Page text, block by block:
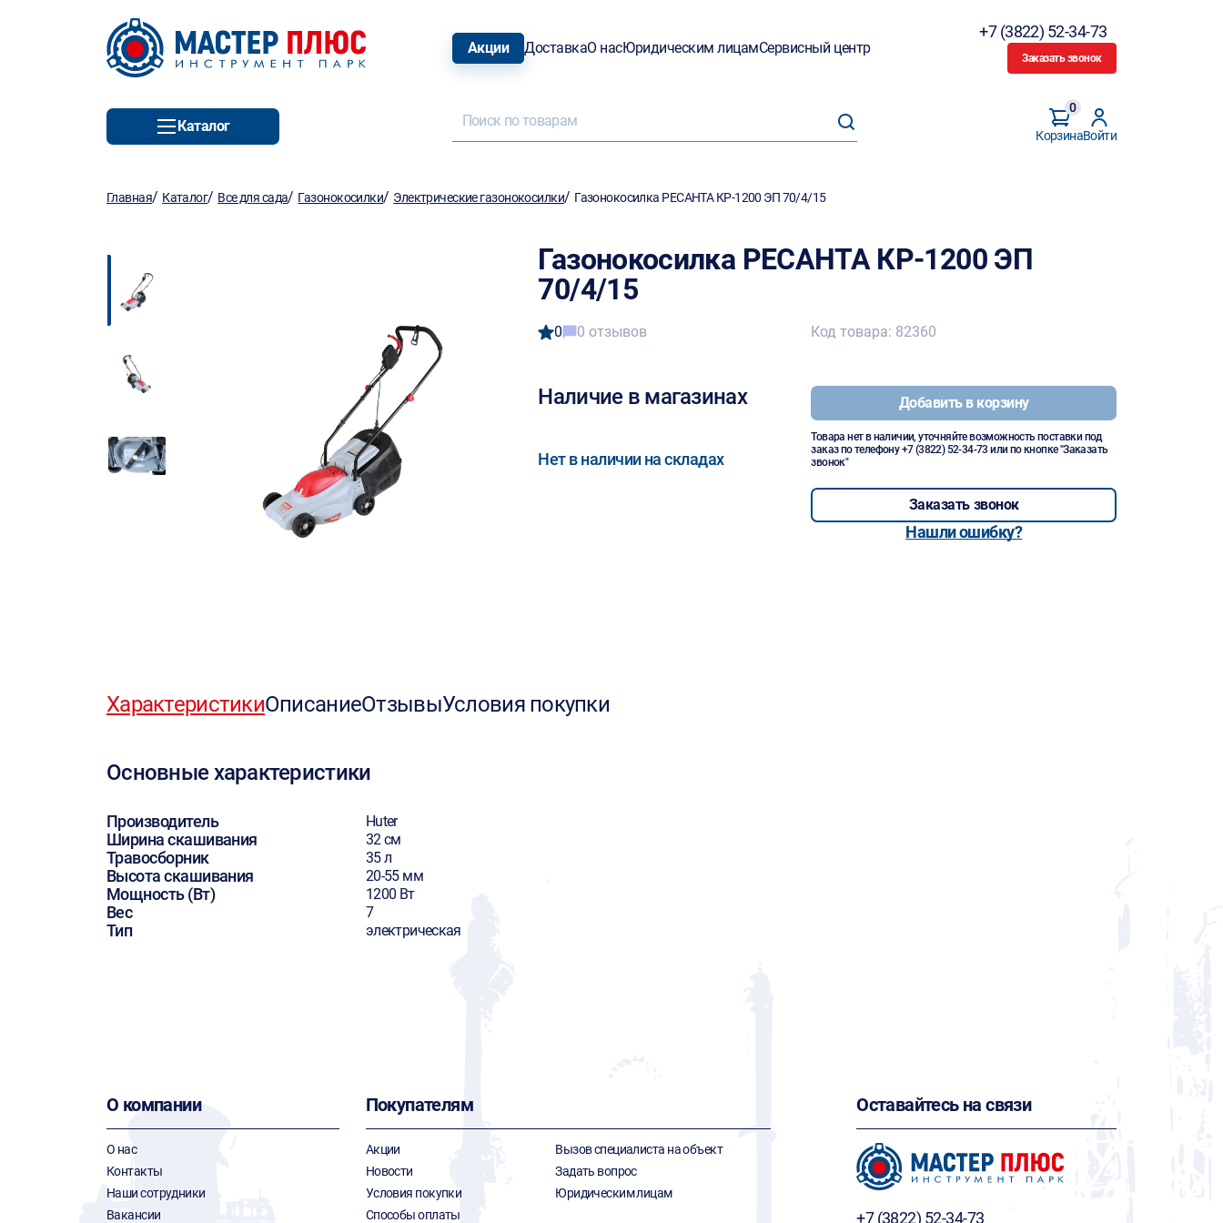
Акции ДоставкаО насЮридическим лицамСервисный центр
+7 (3822) 52-34-73
Заказать звонок
Каталог
Корзина
0
Войти
Главная/ Каталог/ Все для сада/ Газонокосилки/ Электрические газонокосилки/ Газонокосилка РЕСАНТА КР-1200 ЭП 70/4/15
Газонокосилка РЕСАНТА КР-1200 ЭП
70/4/15
0 0 отзывов
Наличие в магазинах
Нет в наличии на складах
Код товара: 82360
Добавить в корзину
Товара нет в наличии, уточняйте возможность поставки под
заказ по телефону+7 (3822) 52-34-73 или по кнопке "Заказать
звонок"
Заказать звонок
Нашли ошибку?
ХарактеристикиОписаниеОтзывыУсловия покупки
Основные характеристики
Производитель Huter
Ширина скашивания 32 см
Травосборник 35 л
Высота скашивания 20-55 мм
Мощность (Вт) 1200 Вт
Вес 7
Тип электрическая
О компании
О нас
Контакты
Наши сотрудники
Вакансии
Покупателям
Акции
Новости
Условия покупки
Способы оплаты
Вызов специалиста на объект
Задать вопрос
Юридическим лицам
Оставайтесь на связи
+7 (3822) 52-34-73